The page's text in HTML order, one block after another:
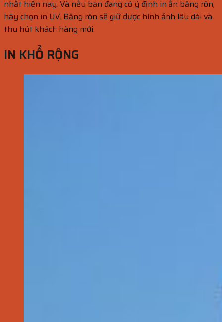
nhất hiện nay. Và nếu bạn đang có ý định in ấn băng rôn,
hãy chọn in UV. Băng rôn sẽ giữ được hình ảnh lâu dài và
thu hút khách hàng mới.
IN KHỔ RỘNG